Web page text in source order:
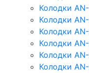
Колодки AN-
Колодки
Колодки
Колодки
Колодки
Колодки